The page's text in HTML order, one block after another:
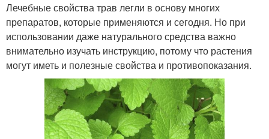
Травы для мужчин
Лечебные свойства трав легли в основу многих
препаратов, которые применяются и сегодня. Но при
использовании даже натурального средства важно
внимательно изучать инструкцию, потому что растения
могут иметь и полезные свойства и противопоказания.